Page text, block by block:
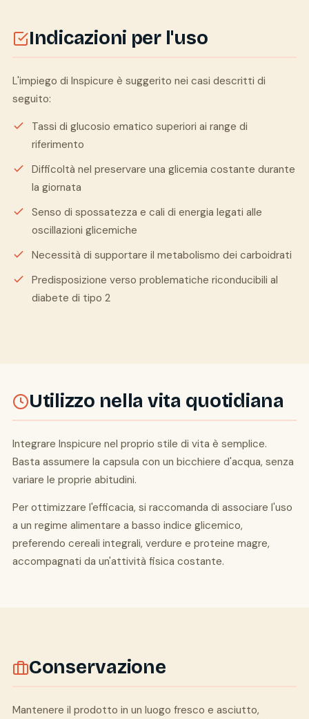
Indicazioni per l'uso
L'impiego di Inspicure è suggerito nei casi descritti di
seguito:
Tassi di glucosio ematico superiori ai range di
riferimento
Difficoltà nel preservare una glicemia costante durante
la giornata
Senso di spossatezza e cali di energia legati alle
oscillazioni glicemiche
Necessità di supportare il metabolismo dei carboidrati
Predisposizione verso problematiche riconducibili al
diabete di tipo 2
Utilizzo nella vita quotidiana
Integrare Inspicure nel proprio stile di vita è semplice.
Basta assumere la capsula con un bicchiere d'acqua, senza
variare le proprie abitudini.
Per ottimizzare l'efficacia, si raccomanda di associare l'uso
a un regime alimentare a basso indice glicemico,
preferendo cereali integrali, verdure e proteine magre,
accompagnati da un'attività fisica costante.
Conservazione
Mantenere il prodotto in un luogo fresco e asciutto,